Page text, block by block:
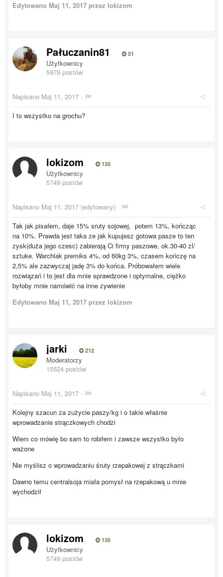
Edytowano Maj 11, 2017 przez lokizom
Pałuczanin81 51
Użytkownicy
5979 postów
Napisano Maj 11, 2017 ·
I to wszystko na grochu?
lokizom 135
Użytkownicy
5749 postów
Napisano Maj 11, 2017 (edytowany) ·
Tak jak pisałem, daje 15% sruty sojowej, potem 13%, kończąc
na 10%. Prawda jest taka ze jak kupujesz gotowa pasze to ten
zysk(duża jego czesc) zabierają Ci firmy paszowe, ok.30-40 zl/
sztuke. Warchlak premiks 4%, od 60kg 3%, czasem kończę na
2,5% ale zazwyczaj jadę 3% do końca. Próbowałem wiele
rozwiązań i to jest dla mnie sprawdzone i optymalne, ciężko
byłoby mnie namówić na inne zywienie
Edytowano Maj 11, 2017 przez lokizom
jarki 212
Moderatorzy
15524 postów
Napisano Maj 11, 2017 ·
Kolejny szacun za zużycie paszy/kg i o takie właśnie
wprowadzanie strączkowych chodzi
Wiem co mówię bo sam to robiłem i zawsze wszystko było
ważone
Nie myślisz o wprowadzaniu śruty rzepakowej z strączkami
Dawno temu centralsoja miała pomysł na rzepakową u mnie
wychodził
lokizom 135
Użytkownicy
5749 postów